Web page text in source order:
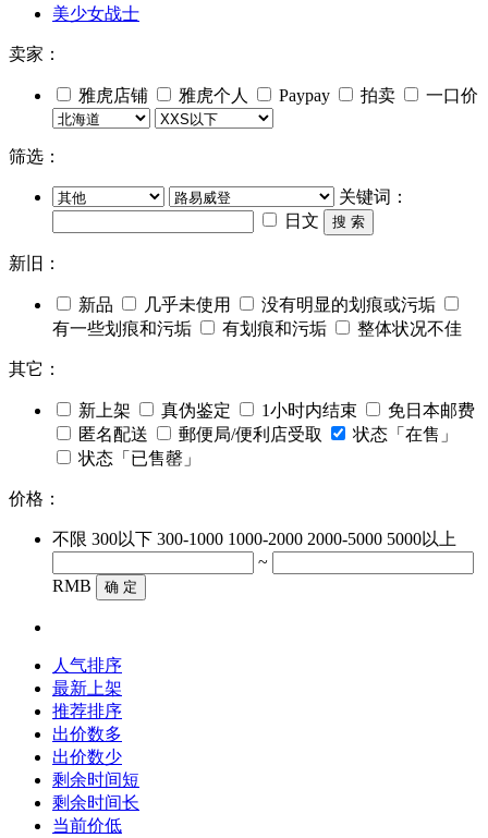
美少女战士
卖家：
雅虎店铺 雅虎个人 Paypay 拍卖 一口价
筛选：
关键词：
日文
搜 索
新旧：
新品 几乎未使用
没有明显的划痕或污垢
有一些划痕和污垢
有划痕和污垢 整体状况不佳
其它：
新上架 真伪鉴定 1小时内结束
免日本邮费
匿名配送
郵便局/便利店受取
状态「在售」
状态「已售罄」
价格：
不限 300以下 300-1000 1000-2000 2000-5000 5000以上
~
RMB
确 定
人气排序
最新上架
推荐排序
出价数多
出价数少
剩余时间短
剩余时间长
当前价低